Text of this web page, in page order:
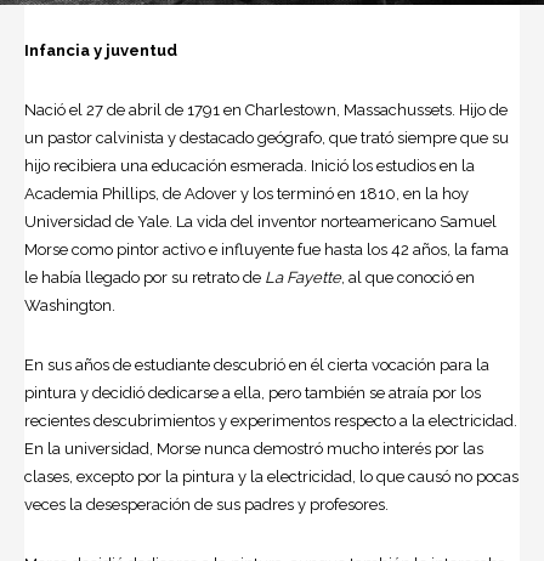
Infancia y juventud
Nació el 27 de abril de 1791 en Charlestown, Massachussets. Hijo de
un pastor calvinista y destacado geógrafo, que trató siempre que su
hijo recibiera una educación esmerada. Inició los estudios en la
Academia Phillips, de Adover y los terminó en 1810, en la hoy
Universidad de Yale. La vida del inventor norteamericano Samuel
Morse como pintor activo e influyente fue hasta los 42 años, la fama
le había llegado por su retrato de La Fayette, al que conoció en
Washington.
En sus años de estudiante descubrió en él cierta vocación para la
pintura y decidió dedicarse a ella, pero también se atraía por los
recientes descubrimientos y experimentos respecto a la electricidad.
En la universidad, Morse nunca demostró mucho interés por las
clases, excepto por la pintura y la electricidad, lo que causó no pocas
veces la desesperación de sus padres y profesores.